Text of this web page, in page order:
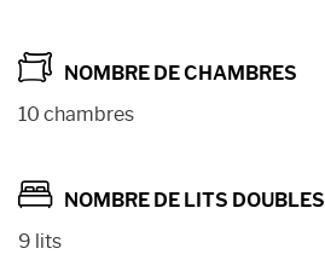
NOMBRE DE CHAMBRES
10 chambres
NOMBRE DE LITS DOUBLES
9 lits